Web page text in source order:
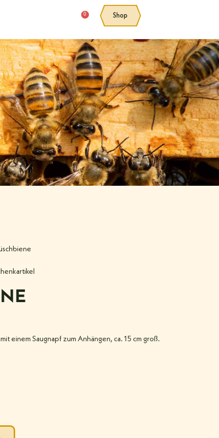
0 Shop
einem Saugnapf zum Anhängen, ca. 15 cm groß.